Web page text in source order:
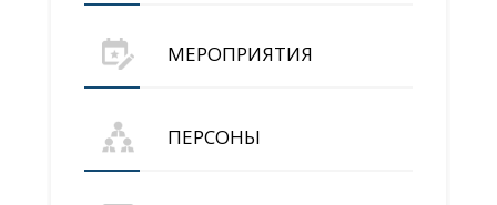
МЕРОПРИЯТИЯ
ПЕРСОНЫ